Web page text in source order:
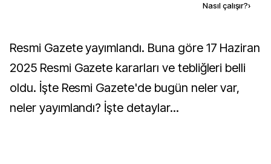
Nasıl çalışır?›
Resmi Gazete yayımlandı. Buna göre 17 Haziran
2025 Resmi Gazete kararları ve tebliğleri belli
oldu. İşte Resmi Gazete'de bugün neler var,
neler yayımlandı? İşte detaylar...